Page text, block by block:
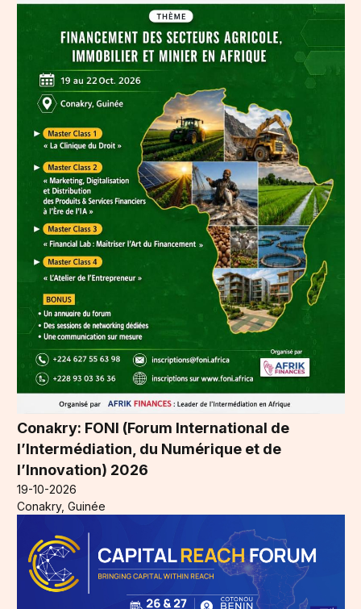
Conakry: FONI (Forum International de
l’Intermédiation, du Numérique et de
l’Innovation) 2026
19-10-2026
Conakry, Guinée